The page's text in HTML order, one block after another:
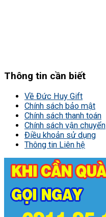
Thông tin cần biết
Về Đức Huy Gift
Chính sách bảo mật
Chính sách thanh toán
Chính sách vận chuyển
Điều khoản sử dụng
Thông tin Liên hệ